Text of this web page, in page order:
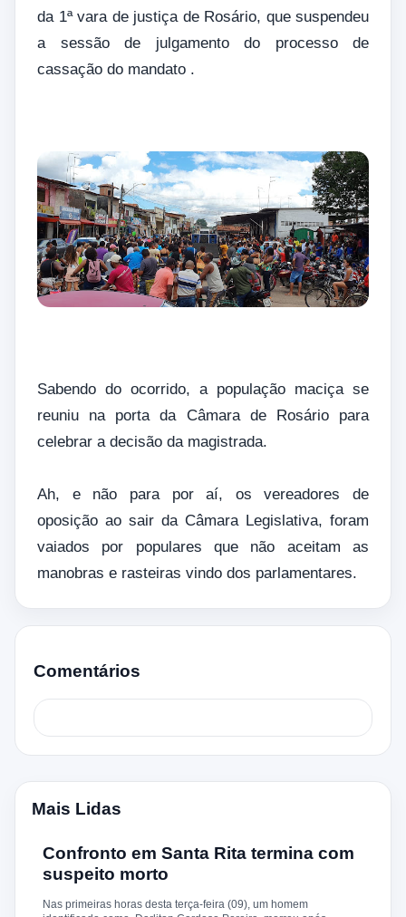
da 1ª vara de justiça de Rosário, que suspendeu
a sessão de julgamento do processo de
cassação do mandato .
Sabendo do ocorrido, a população maciça se
reuniu na porta da Câmara de Rosário para
celebrar a decisão da magistrada.
Ah, e não para por aí, os vereadores de
oposição ao sair da Câmara Legislativa, foram
vaiados por populares que não aceitam as
manobras e rasteiras vindo dos parlamentares.
Comentários
Mais Lidas
Confronto em Santa Rita termina com
suspeito morto
Nas primeiras horas desta terça-feira (09), um homem